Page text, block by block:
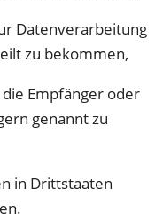
Datenverarbeitung
zu bekommen,
Empfänger oder
genannt zu
in Drittstaaten